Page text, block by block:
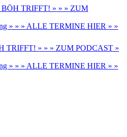
BÖH TRIFFT! » » » ZUM
» » » ALLE TERMINE HIER » »
TRIFFT! » » » ZUM PODCAST »
» » » ALLE TERMINE HIER » »